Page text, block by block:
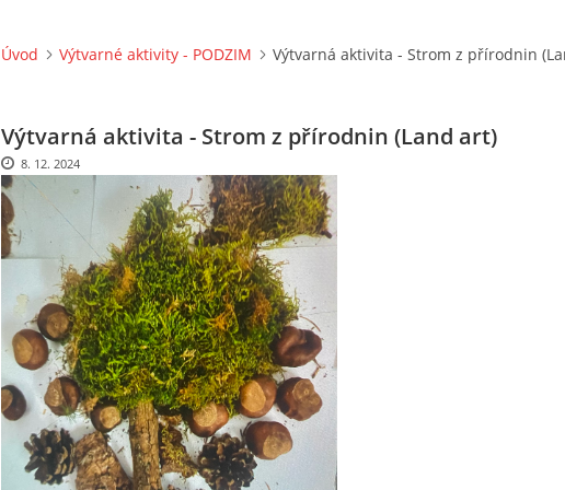
Úvod Výtvarné aktivity - PODZIM Výtvarná aktivita - Strom z přírodnin
Výtvarná aktivita - Strom z přírodnin (Land art)
8. 12. 2024